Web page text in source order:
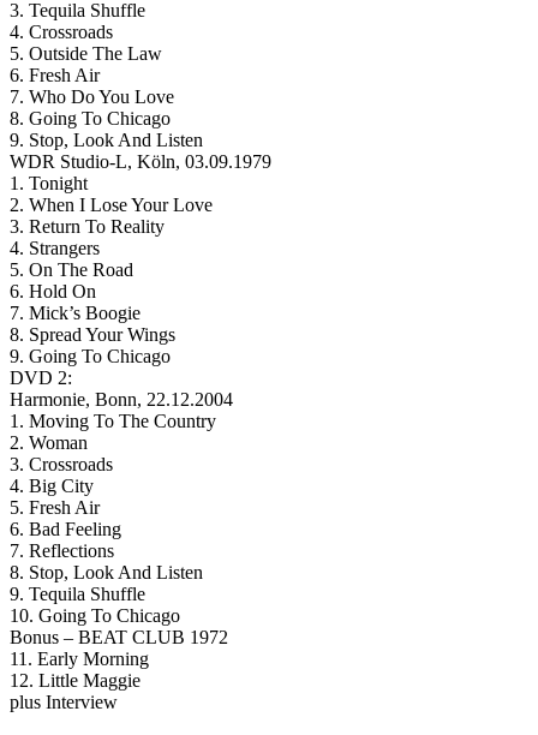
3. Tequila Shuffle
4. Crossroads
5. Outside The Law
6. Fresh Air
7. Who Do You Love
8. Going To Chicago
9. Stop, Look And Listen
WDR Studio-L, Köln, 03.09.1979
1. Tonight
2. When I Lose Your Love
3. Return To Reality
4. Strangers
5. On The Road
6. Hold On
7. Mick’s Boogie
8. Spread Your Wings
9. Going To Chicago
DVD 2:
Harmonie, Bonn, 22.12.2004
1. Moving To The Country
2. Woman
3. Crossroads
4. Big City
5. Fresh Air
6. Bad Feeling
7. Reflections
8. Stop, Look And Listen
9. Tequila Shuffle
10. Going To Chicago
Bonus – BEAT CLUB 1972
11. Early Morning
12. Little Maggie
plus Interview